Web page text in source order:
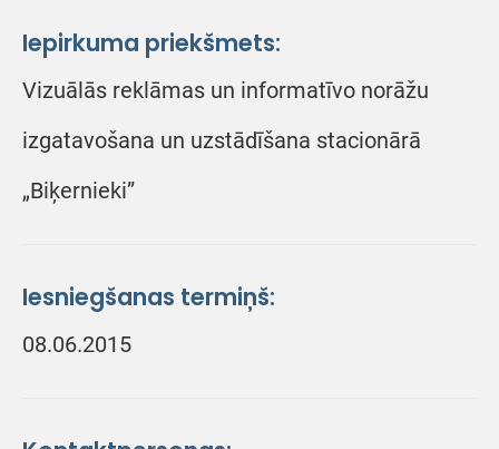
Iepirkuma priekšmets:
Vizuālās reklāmas un informatīvo norāžu
izgatavošana un uzstādīšana stacionārā
„Biķernieki”
Iesniegšanas termiņš:
08.06.2015